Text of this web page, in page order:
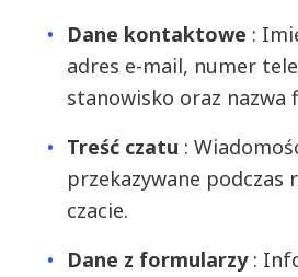
Dane kontaktowe :
adres e-mail, numer
stanowisko oraz nazwa
Treść czatu :
przekazywane podczas
czacie.
Dane z formularzy: